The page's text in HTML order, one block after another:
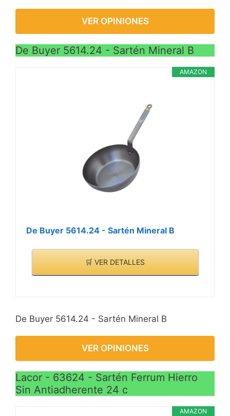
VER OPINIONES
De Buyer 5614.24 - Sartén Mineral B
AMAZON
De Buyer 5614.24 - Sartén Mineral B
🛒 VER DETALLES
De Buyer 5614.24 - Sartén Mineral B
VER OPINIONES
Lacor - 63624 - Sartén Ferrum Hierro
Sin Antiadherente 24 c
AMAZON